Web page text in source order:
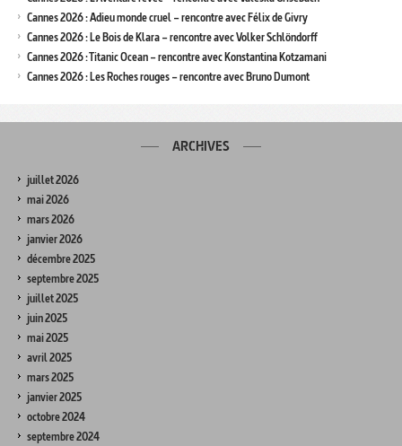
Cannes 2026 : Adieu monde cruel – rencontre avec Félix de Givry
Cannes 2026 : Le Bois de Klara – rencontre avec Volker Schlöndorff
Cannes 2026 : Titanic Ocean – rencontre avec Konstantina Kotzamani
Cannes 2026 : Les Roches rouges – rencontre avec Bruno Dumont
ARCHIVES
juillet 2026
mai 2026
mars 2026
janvier 2026
décembre 2025
septembre 2025
juillet 2025
juin 2025
mai 2025
avril 2025
mars 2025
janvier 2025
octobre 2024
septembre 2024